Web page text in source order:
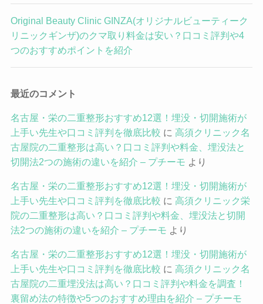
Original Beauty Clinic GINZA(オリジナルビューティーク
リニックギンザ)のクマ取り料金は安い？口コミ評判や4
つのおすすめポイントを紹介
最近のコメント
名古屋・栄の二重整形おすすめ12選！埋没・切開施術が
上手い先生や口コミ評判を徹底比較 に 高須クリニック名
古屋院の二重整形は高い？口コミ評判や料金、埋没法と
切開法2つの施術の違いを紹介 – プチーモ より
名古屋・栄の二重整形おすすめ12選！埋没・切開施術が
上手い先生や口コミ評判を徹底比較 に 高須クリニック栄
院の二重整形は高い？口コミ評判や料金、埋没法と切開
法2つの施術の違いを紹介 – プチーモ より
名古屋・栄の二重整形おすすめ12選！埋没・切開施術が
上手い先生や口コミ評判を徹底比較 に 高須クリニック名
古屋院の二重埋没法は高い？口コミ評判や料金を調査！
裏留め法の特徴や5つのおすすめ理由を紹介 – プチーモ